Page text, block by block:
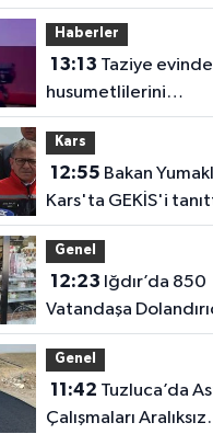
Dijital Medya
Çalıştayı’na Katıldı
Haberler
13:13
husumetlilerini
tabancayla
şüpheli gözaltına
Kars
12:55
Kars'ta GEKİS'i
Büyükbaş
'dijital kimlik' dönemi
başladı
Genel
12:23
Vatandaşa
Uyarısı: “Polis ve
Para İstemez”
Genel
11:42
Çalışmaları Aralıksız